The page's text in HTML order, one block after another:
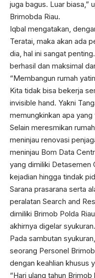
juga bagus. Luar biasa,”
Brimobda Riau.
Iqbal mengatakan,
Teratai, maka akan ada
dia, hal ini sangat
berhasil dan maksimal
“Membangun rumah
Kita tidak bisa bekerja
invisible hand. Yakni
memungkinkan apa yang
Selain meresmikan
meninjau renovasi
meninjau Bom Data
yang dimiliki Detasemen
kejadian hingga tindak
Sarana prasarana serta
peralatan Search and
dimiliki Brimob Polda
akhirnya digelar syukuran.
Pada sambutan
seorang Personel
dengan keahlian khusus
“Hari ulang tahun